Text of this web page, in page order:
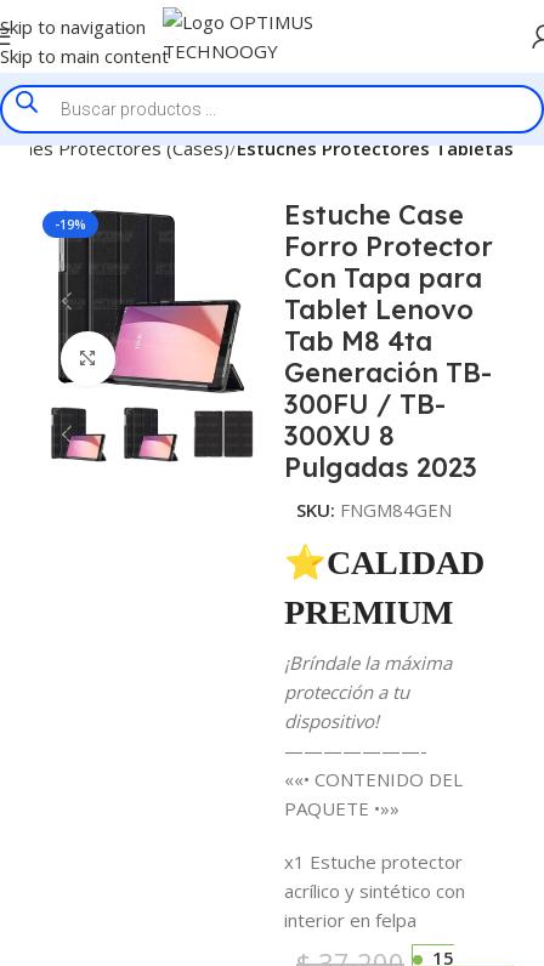
Skip to navigation
Skip to main content
Protectores (Cases) Estuches Protectores Tabletas
-19%
Click to enlarge
Estuche Case
Forro Protector
Con Tapa para
Tablet Lenovo
Tab M8 4ta
Generación TB-
300FU / TB-
300XU 8
Pulgadas 2023
SKU: FNGM84GEN
⭐CALIDAD
PREMIUM
¡Bríndale la máxima
protección a tu
dispositivo!
———————-
««• CONTENIDO DEL
PAQUETE •»»
x1 Estuche protector
acrílico y sintético con
interior en felpa
15